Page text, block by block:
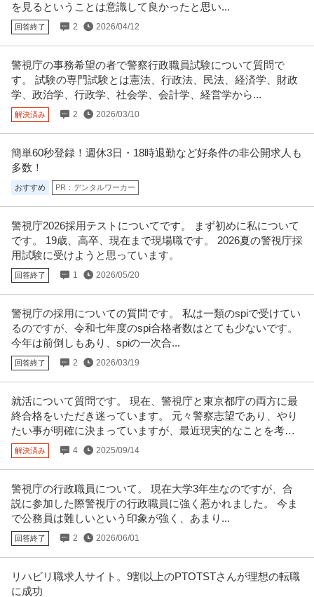
を見るということは意識して良かったと思い...
回答終了 2 2026/04/12
警視庁の事務希望の者で警察行政職員試験について質問で
す。 試験の専門試験とは憲法、行政法、民法、経済学、財政
学、政治学、行政学、社会学、会計学、経営学から...
解決済み 2 2026/03/10
簡単60秒登録！週休3日・18時退勤など好条件の非公開求人も
多数！
おすすめ PR：デンタルワーカー
警視庁2026採用テストについてです。 まず初めに私について
です。 19歳、高卒、現在まで現場職です。 2026夏の警視庁採
用試験に受けようと思っています。
回答終了 1 2026/05/20
警視庁の採用についての質問です。 私は一類のspiで受けてい
るのですが、令和七年度のspi合格者数はとても少ないです。
今年は前倒しもあり、spiの一次合...
回答終了 2 2026/03/19
就活について質問です。 現在、警視庁と東京都庁の両方に最
終合格をいただき迷っています。 元々警察志望であり、やり
たい事が明確に決まっていますが、最近現実的なことを考え
るようになりました。
解決済み 4 2025/09/14
警視庁の行政職員について。 現在大学3年生なのですが、合
説に参加した際警視庁の行政職員に強く惹かれました。 今ま
で公務員は難しいという印象が強く、あまり...
回答終了 2 2026/06/01
リハビリ職求人サイト。9割以上のPTOTSTさんが理想の転職
に成功